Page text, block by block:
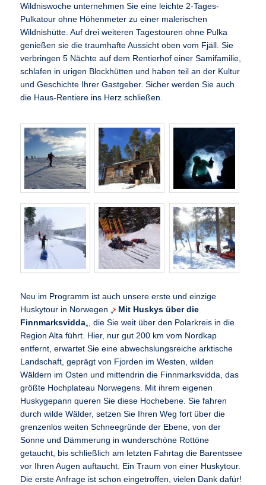
Wildniswoche unternehmen Sie eine leichte 2-Tages-
Pulkatour ohne Höhenmeter zu einer malerischen
Wildnishütte. Auf drei weiteren Tagestouren ohne Pulka
genießen sie die traumhafte Aussicht oben vom Fjäll. Sie
verbringen 5 Nächte auf dem Rentierhof einer Samifamilie,
schlafen in urigen Blockhütten und haben teil an der Kultur
und Geschichte Ihrer Gastgeber. Sicher werden Sie auch
die Haus-Rentiere ins Herz schließen.
Neu im Programm ist auch unsere erste und einzige
Huskytour in Norwegen „
Mit Huskys über die
Finnmarksvidda„, die Sie weit über den Polarkreis in die
Region Alta führt. Hier, nur gut 200 km vom Nordkap
entfernt, erwartet Sie eine abwechslungsreiche arktische
Landschaft, geprägt von Fjorden im Westen, wilden
Wäldern im Osten und mittendrin die Finnmarksvidda, das
größte Hochplateau Norwegens. Mit ihrem eigenen
Huskygepann queren Sie diese Hochebene. Sie fahren
durch wilde Wälder, setzen Sie Ihren Weg fort über die
grenzenlos weiten Schneegründe der Ebene, von der
Sonne und Dämmerung in wunderschöne Rottöne
getaucht, bis schließlich am letzten Fahrtag die Barentssee
vor Ihren Augen auftaucht. Ein Traum von einer Huskytour.
Die erste Anfrage ist schon eingetroffen, vielen Dank dafür!